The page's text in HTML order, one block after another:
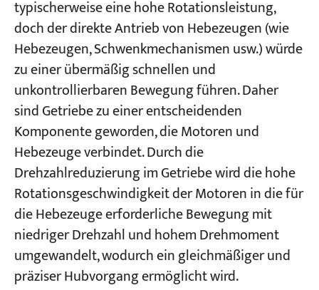
Projekte
Blogs
Nachrichten
Bewerbungen
Über uns
Kontakt
typischerweise eine hohe Rotationsleistung,
doch der direkte Antrieb von Hebezeugen (wie
Hebezeugen, Schwenkmechanismen usw.) würde
zu einer übermäßig schnellen und
unkontrollierbaren Bewegung führen. Daher
sind Getriebe zu einer entscheidenden
Komponente geworden, die Motoren und
Hebezeuge verbindet. Durch die
Drehzahlreduzierung im Getriebe wird die hohe
Rotationsgeschwindigkeit der Motoren in die für
die Hebezeuge erforderliche Bewegung mit
niedriger Drehzahl und hohem Drehmoment
umgewandelt, wodurch ein gleichmäßiger und
präziser Hubvorgang ermöglicht wird.